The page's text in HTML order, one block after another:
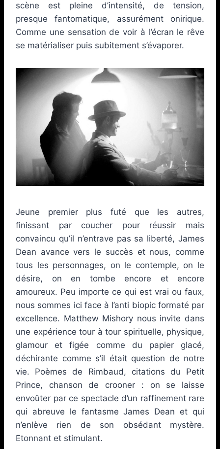
scène est pleine d’intensité, de tension,
presque fantomatique, assurément onirique.
Comme une sensation de voir à l’écran le rêve
se matérialiser puis subitement s’évaporer.
Jeune premier plus futé que les autres,
finissant par coucher pour réussir mais
convaincu qu’il n’entrave pas sa liberté, James
Dean avance vers le succès et nous, comme
tous les personnages, on le contemple, on le
désire, on en tombe encore et encore
amoureux. Peu importe ce qui est vrai ou faux,
nous sommes ici face à l’anti biopic formaté par
excellence. Matthew Mishory nous invite dans
une expérience tour à tour spirituelle, physique,
glamour et figée comme du papier glacé,
déchirante comme s’il était question de notre
vie. Poèmes de Rimbaud, citations du Petit
Prince, chanson de crooner : on se laisse
envoûter par ce spectacle d’un raffinement rare
qui abreuve le fantasme James Dean et qui
n’enlève rien de son obsédant mystère.
Etonnant et stimulant.